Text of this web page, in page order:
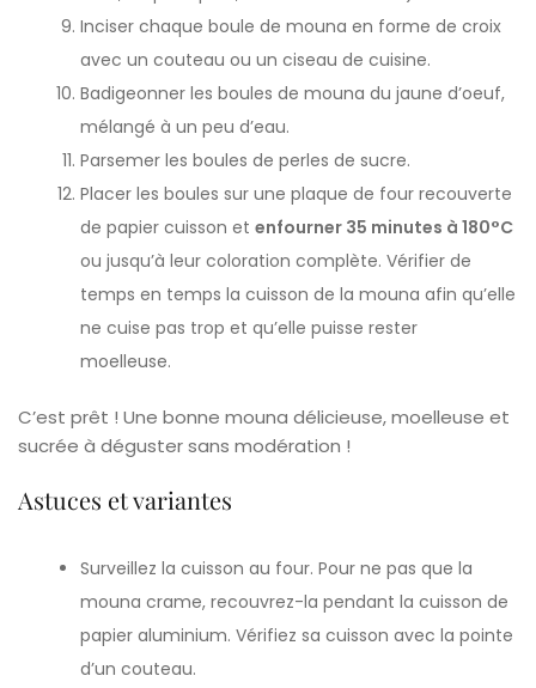
Inciser chaque boule de mouna en forme de croix
avec un couteau ou un ciseau de cuisine.
Badigeonner les boules de mouna du jaune d’oeuf,
mélangé à un peu d’eau.
Parsemer les boules de perles de sucre.
Placer les boules sur une plaque de four recouverte
de papier cuisson etenfourner 35 minutes à 180°C
ou jusqu’à leur coloration complète. Vérifier de
temps en temps la cuisson de la mouna afin qu’elle
ne cuise pas trop et qu’elle puisse rester
moelleuse.
C’est prêt ! Une bonne mouna délicieuse, moelleuse et
sucrée à déguster sans modération !
Astuces et variantes
Surveillez la cuisson au four. Pour ne pas que la
mouna crame, recouvrez-la pendant la cuisson de
papier aluminium. Vérifiez sa cuisson avec la pointe
d’un couteau.